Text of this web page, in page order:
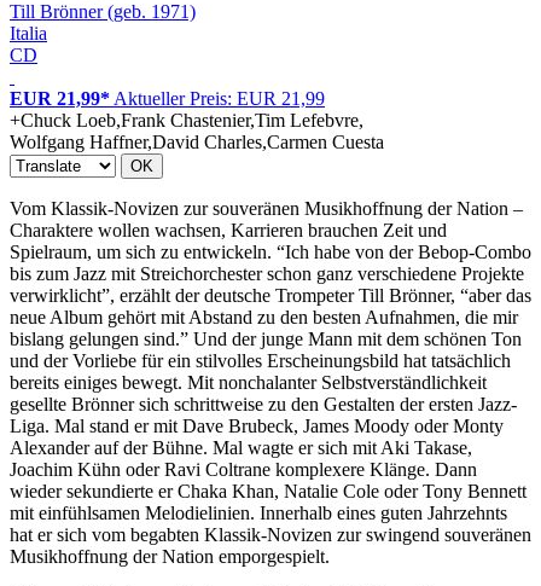
Till Brönner (geb. 1971)
Italia
CD
EUR 21,99* Aktueller Preis: EUR 21,99
+Chuck Loeb,Frank Chastenier,Tim Lefebvre,
Wolfgang Haffner,David Charles,Carmen Cuesta
OK
Vom Klassik-Novizen zur souveränen Musikhoffnung der Nation –
Charaktere wollen wachsen, Karrieren brauchen Zeit und
Spielraum, um sich zu entwickeln. “Ich habe von der Bebop-Combo
bis zum Jazz mit Streichorchester schon ganz verschiedene Projekte
verwirklicht”, erzählt der deutsche Trompeter Till Brönner, “aber das
neue Album gehört mit Abstand zu den besten Aufnahmen, die mir
bislang gelungen sind.” Und der junge Mann mit dem schönen Ton
und der Vorliebe für ein stilvolles Erscheinungsbild hat tatsächlich
bereits einiges bewegt. Mit nonchalanter Selbstverständlichkeit
gesellte Brönner sich schrittweise zu den Gestalten der ersten Jazz-
Liga. Mal stand er mit Dave Brubeck, James Moody oder Monty
Alexander auf der Bühne. Mal wagte er sich mit Aki Takase,
Joachim Kühn oder Ravi Coltrane komplexere Klänge. Dann
wieder sekundierte er Chaka Khan, Natalie Cole oder Tony Bennett
mit einfühlsamen Melodielinien. Innerhalb eines guten Jahrzehnts
hat er sich vom begabten Klassik-Novizen zur swingend souveränen
Musikhoffnung der Nation emporgespielt.